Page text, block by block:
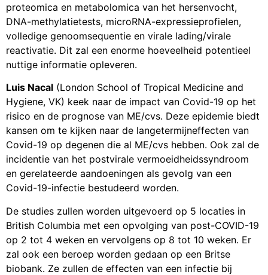
proteomica en metabolomica van het hersenvocht,
DNA-methylatietests, microRNA-expressieprofielen,
volledige genoomsequentie en virale lading/virale
reactivatie. Dit zal een enorme hoeveelheid potentieel
nuttige informatie opleveren.
Luis Nacal (London School of Tropical Medicine and
Hygiene, VK) keek naar de impact van Covid-19 op het
risico en de prognose van ME/cvs. Deze epidemie biedt
kansen om te kijken naar de langetermijneffecten van
Covid-19 op degenen die al ME/cvs hebben. Ook zal de
incidentie van het postvirale vermoeidheidssyndroom
en gerelateerde aandoeningen als gevolg van een
Covid-19-infectie bestudeerd worden.
De studies zullen worden uitgevoerd op 5 locaties in
British Columbia met een opvolging van post-COVID-19
op 2 tot 4 weken en vervolgens op 8 tot 10 weken. Er
zal ook een beroep worden gedaan op een Britse
biobank. Ze zullen de effecten van een infectie bij